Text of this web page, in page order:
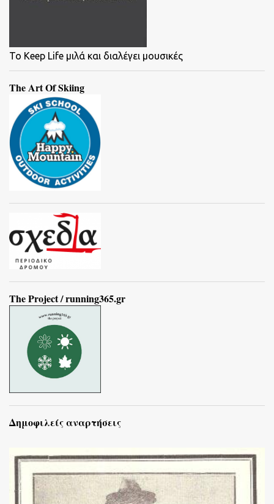
To Keep Life μιλά και διαλέγει μουσικές
The Art Of Skiing
The Project / running365.gr
Δημοφιλείς αναρτήσεις